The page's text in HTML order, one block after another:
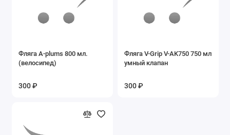
Фляга A-plums 800 мл.
(велосипед)
300 ₽
Фляга V-Grip V-AK750 750 мл
умный клапан
300 ₽